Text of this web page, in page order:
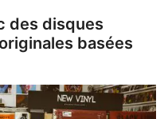
des disques
basées